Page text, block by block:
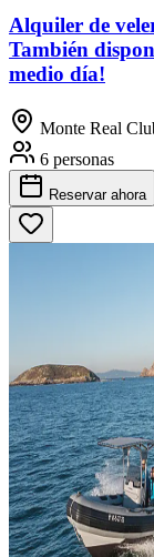
Alquiler de
También
medio día!
Monte Real
6 personas
Reservar ahora